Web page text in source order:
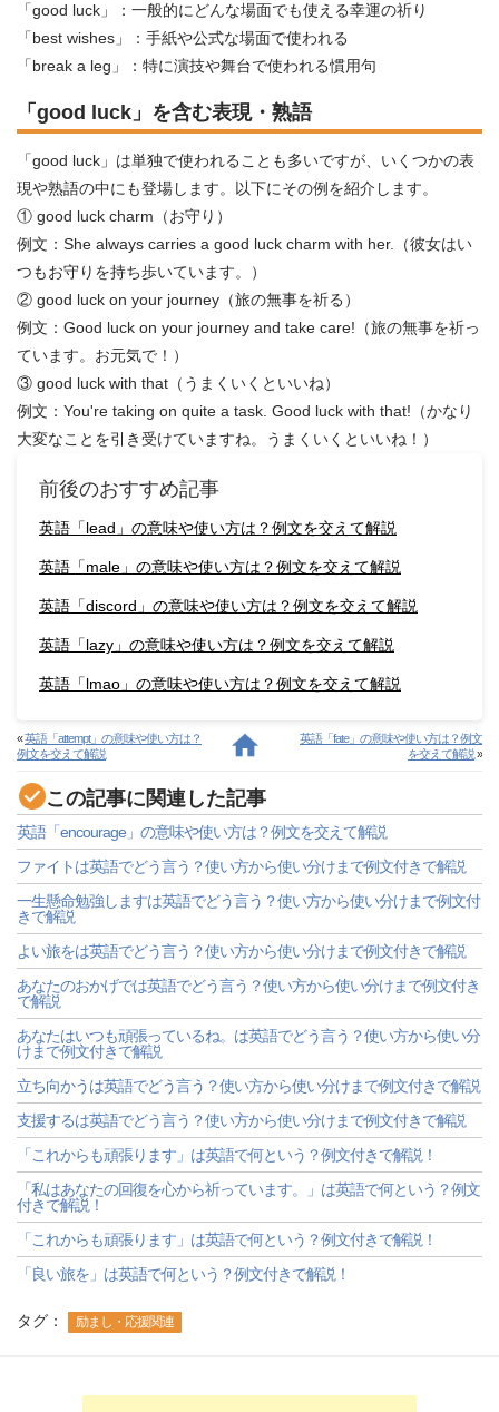
「good luck」：一般的にどんな場面でも使える幸運の祈り
「best wishes」：手紙や公式な場面で使われる
「break a leg」：特に演技や舞台で使われる慣用句
「good luck」を含む表現・熟語
「good luck」は単独で使われることも多いですが、いくつかの表
現や熟語の中にも登場します。以下にその例を紹介します。
① good luck charm（お守り）
例文：She always carries a good luck charm with her.（彼女はい
つもお守りを持ち歩いています。）
② good luck on your journey（旅の無事を祈る）
例文：Good luck on your journey and take care!（旅の無事を祈っ
ています。お元気で！）
③ good luck with that（うまくいくといいね）
例文：You're taking on quite a task. Good luck with that!（かなり
大変なことを引き受けていますね。うまくいくといいね！）
前後のおすすめ記事
英語「lead」の意味や使い方は？例文を交えて解説
英語「male」の意味や使い方は？例文を交えて解説
英語「discord」の意味や使い方は？例文を交えて解説
英語「lazy」の意味や使い方は？例文を交えて解説
英語「lmao」の意味や使い方は？例文を交えて解説
«英語「attempt」の意味や使い方は？
例文を交えて解説
英語「fate」の意味や使い方は？例文
を交えて解説»
この記事に関連した記事
英語「encourage」の意味や使い方は？例文を交えて解説
ファイトは英語でどう言う？使い方から使い分けまで例文付きで解説
一生懸命勉強しますは英語でどう言う？使い方から使い分けまで例文付
きで解説
よい旅をは英語でどう言う？使い方から使い分けまで例文付きで解説
あなたのおかげでは英語でどう言う？使い方から使い分けまで例文付き
で解説
あなたはいつも頑張っているね。は英語でどう言う？使い方から使い分
けまで例文付きで解説
立ち向かうは英語でどう言う？使い方から使い分けまで例文付きで解説
支援するは英語でどう言う？使い方から使い分けまで例文付きで解説
「これからも頑張ります」は英語で何という？例文付きで解説！
「私はあなたの回復を心から祈っています。」は英語で何という？例文
付きで解説！
「これからも頑張ります」は英語で何という？例文付きで解説！
「良い旅を」は英語で何という？例文付きで解説！
タグ： 励まし・応援関連